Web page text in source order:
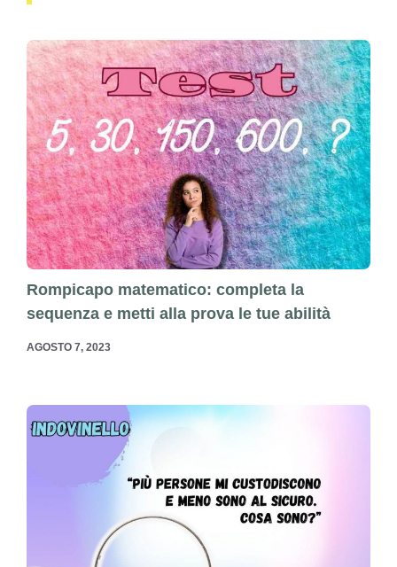
Rompicapo matematico: completa la
sequenza e metti alla prova le tue abilità
AGOSTO 7, 2023